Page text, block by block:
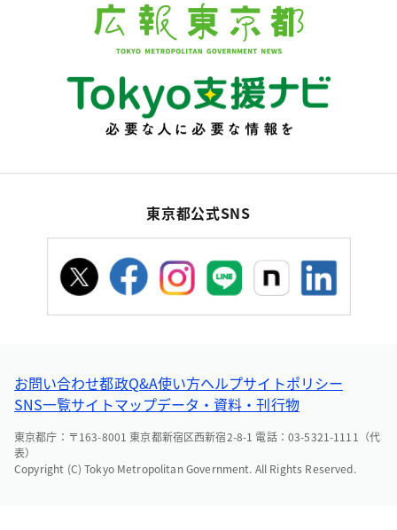
東京都公式SNS
お問い合わせ都政Q&A使い方ヘルプサイトポリシー
SNS一覧サイトマップデータ・資料・刊行物
東京都庁：〒163-8001 東京都新宿区西新宿2-8-1 電話：03-5321-1111（代
表）
Copyright (C) Tokyo Metropolitan Government. All Rights Reserved.